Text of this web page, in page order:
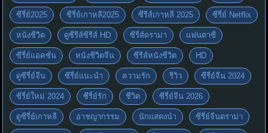
ซีรี่ย์2025 ซีรี่ย์เกาหลี2025 ซีรีส์เกาหลี 2025 ซีรี่ย์ Netflix
หนังชีวิต ดูซีรีส์ซีรีส์ HD ซีรีส์ดราม่า แฟนตาซี
ซีรี่ย์แอคชั่น หนังชีวิตจีน ซีรีส์หนังชีวิต HD
ดูซีรี่ย์จีน ซีรี่ย์แนะนำ ความรัก รีวิว ซีรี่ย์จีน 2024
ซีรี่ย์ใหม่ 2024 ซีรี่ย์รัก ชีวิต ซีรี่ย์จีน 2026
ดูซีรี่ย์เกาหลี อาชญากรรม นักแสดงนำ ซีรี่ย์จีนดราม่า